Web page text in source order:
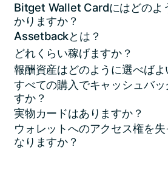
Bitget Wallet Cardにはどのよ
かりますか？
Assetbackとは？
どれくらい稼げますか？
報酬資産はどのように選べばよ
すべての購入でキャッシュバッ
すか？
実物カードはありますか？
ウォレットへのアクセス権を失
なりますか？